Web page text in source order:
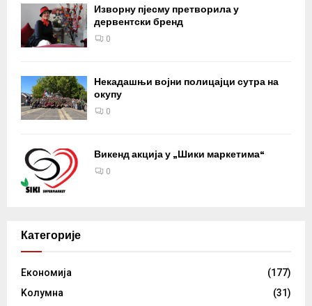
Изворну пјесму претворила у
дервентски бренд
0
Некадашњи војни полицајци сутра на
окупу
0
Викенд акција у „Шики маркетима“
0
Категорије
Eкономија
(177)
Kолумнa
(31)